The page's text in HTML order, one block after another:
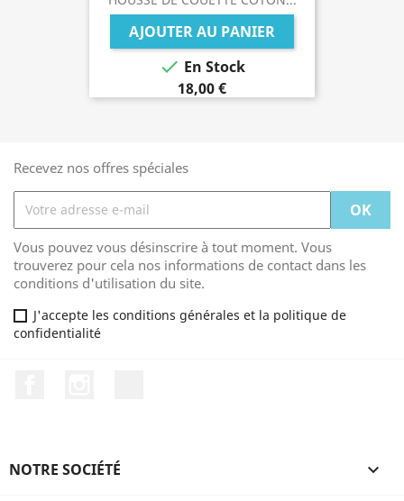
AJOUTER AU PANIER
 En Stock
18,00 €
Recevez nos offres spéciales
Vous pouvez vous désinscrire à tout moment. Vous
trouverez pour cela nos informations de contact dans les
conditions d'utilisation du site.
J'accepte les conditions générales et la politique de
confidentialité
NOTRE SOCIÉTÉ 